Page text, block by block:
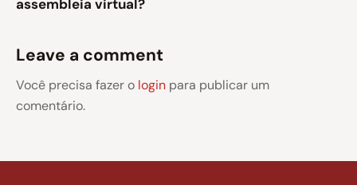
assembleia virtual?
Leave a comment
Você precisa fazer o login para publicar um
comentário.